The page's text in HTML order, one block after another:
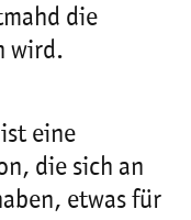
die
wird.
eine
die sich an
etwas für